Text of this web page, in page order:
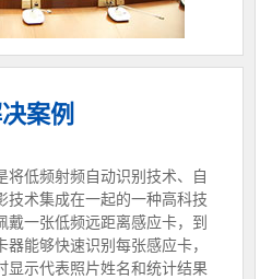
案例
将低频射频自动识别技术、自
技术集成在一起的一种高科技
戴一张低频远距离感应卡，到
能够快速识别每张感应卡，
显示代表照片姓名和统计结果